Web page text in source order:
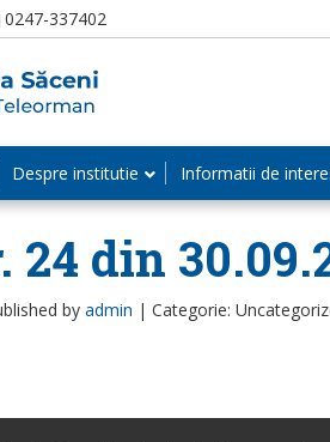
0247-337402
Despre institutie Informatii de
24 din
by admin | Categorie: